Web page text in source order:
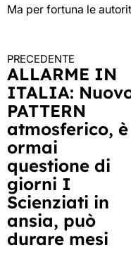
Ma per fortuna le
Continua
a
leggere
PRECEDENTE
ALLARME IN
ITALIA:
PATTERN
atmosferico, è
ormai
questione di
giorni I
Scienziati in
ansia, può
durare mesi